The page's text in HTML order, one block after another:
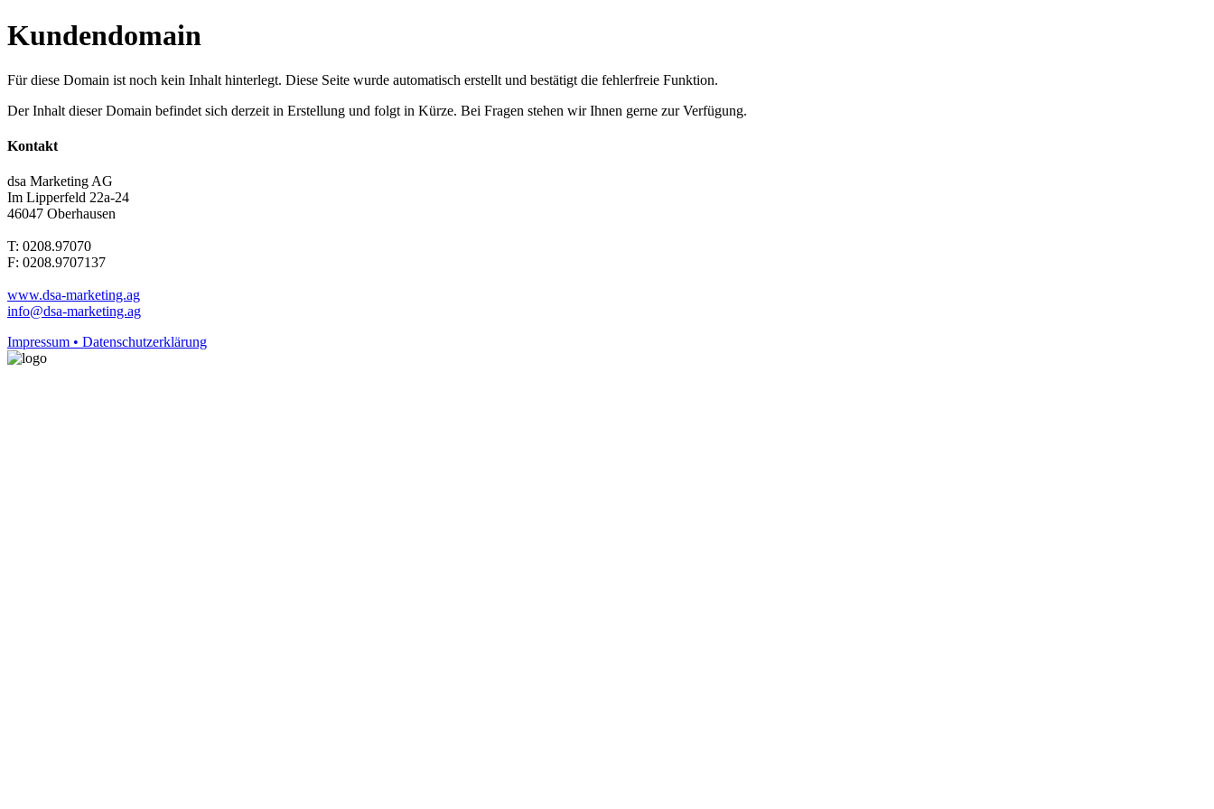
Kundendomain
Für diese Domain ist noch kein Inhalt hinterlegt. Diese Seite wurde automatisch erstellt und bestätigt die fehlerfreie Funktion.
Der Inhalt dieser Domain befindet sich derzeit in Erstellung und folgt in Kürze. Bei Fragen stehen wir Ihnen gerne zur Verfügung.
Kontakt
dsa Marketing AG
Im Lipperfeld 22a-24
46047 Oberhausen
T: 0208.97070
F: 0208.9707137
www.dsa-marketing.ag
info@dsa-marketing.ag
Impressum • Datenschutzerklärung